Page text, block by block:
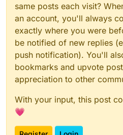
same posts each visit?
an account, you'll always
exactly where you were
be notified of new replies
push notification). You'll
bookmarks and upvote
appreciation to other
With your input, this post
💗